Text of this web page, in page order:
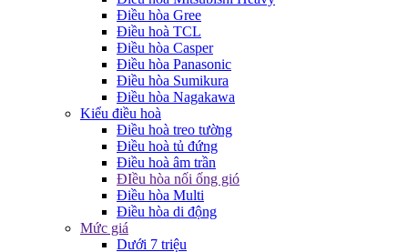
Điều hòa Gree
Điều hoà TCL
Điều hòa Casper
Điều hòa Panasonic
Điều hòa Sumikura
Điều hòa Nagakawa
Kiểu điều hoà
Điều hoà treo tường
Điều hoà tủ đứng
Điều hoà âm trần
ĐIều hòa nối ống gió
Điều hòa Multi
Điều hòa di động
Mức giá
Dưới 7 triệu